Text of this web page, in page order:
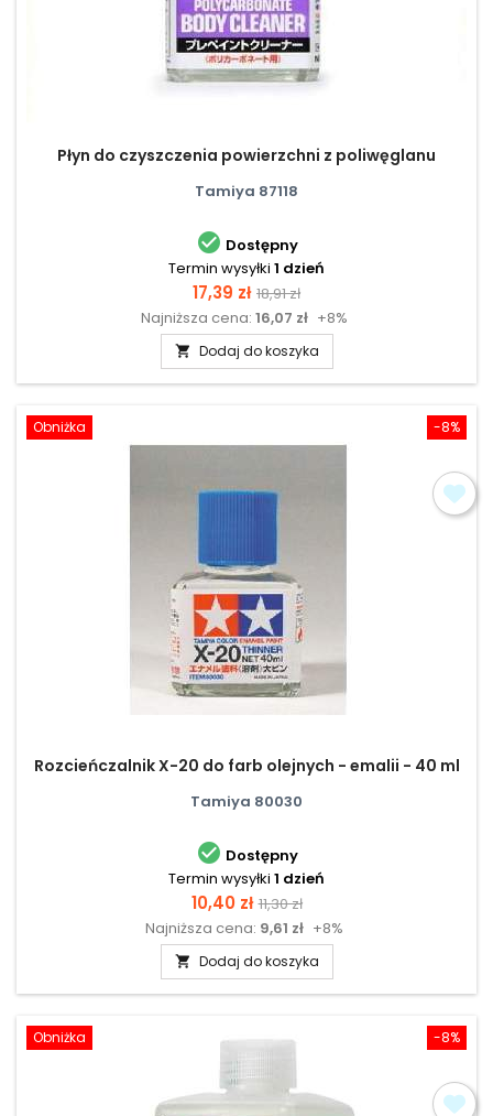
Płyn do czyszczenia powierzchni z poliwęglanu
Tamiya 87118
 Dostępny
Termin wysyłki 1 dzień
Cena
17,39 zł Cena
podstawowa
18,91 zł
Najniższa cena: 16,07 zł +8%
 Dodaj do koszyka
-8%
Obniżka
Rozcieńczalnik X-20 do farb olejnych - emalii - 40 ml
Tamiya 80030
 Dostępny
Termin wysyłki 1 dzień
Cena
10,40 zł Cena
podstawowa
11,30 zł
Najniższa cena: 9,61 zł +8%
 Dodaj do koszyka
-8%
Obniżka